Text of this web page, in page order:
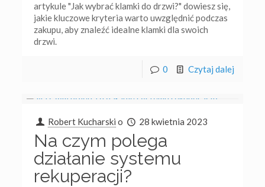
artykule "Jak wybrać klamki do drzwi?" dowiesz się,
jakie kluczowe kryteria warto uwzględnić podczas
zakupu, aby znaleźć idealne klamki dla swoich
drzwi.
0 Czytaj dalej
Robert Kucharski o 28 kwietnia 2023
Na czym polega
działanie systemu
rekuperacji?